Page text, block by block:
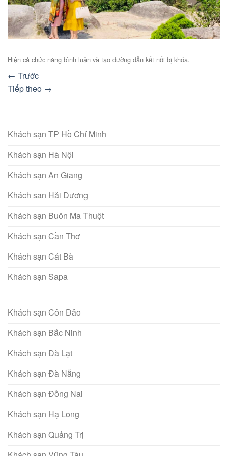
Hiện cả chức năng bình luận và tạo đường dẫn kết nối bị khóa.
← Trước
Tiếp theo →
Khách sạn TP Hồ Chí Minh
Khách sạn Hà Nội
Khách sạn An Giang
Khách san Hải Dương
Khách sạn Buôn Ma Thuột
Khách sạn Cần Thơ
Khách sạn Cát Bà
Khách sạn Sapa
Khách sạn Côn Đảo
Khách sạn Bắc Ninh
Khách sạn Đà Lạt
Khách sạn Đà Nẵng
Khách sạn Đồng Nai
Khách sạn Hạ Long
Khách sạn Quảng Trị